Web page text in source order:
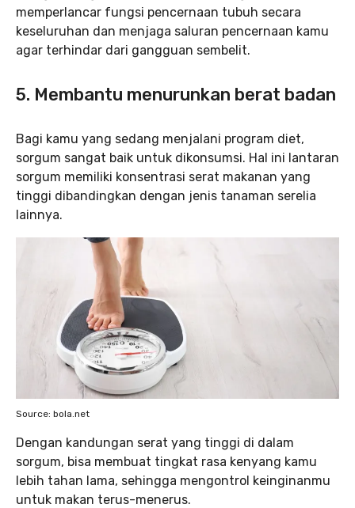
memperlancar fungsi pencernaan tubuh secara
keseluruhan dan menjaga saluran pencernaan kamu
agar terhindar dari gangguan sembelit.
5. Membantu menurunkan berat badan
Bagi kamu yang sedang menjalani program diet,
sorgum sangat baik untuk dikonsumsi. Hal ini lantaran
sorgum memiliki konsentrasi serat makanan yang
tinggi dibandingkan dengan jenis tanaman serelia
lainnya.
Source: bola.net
Dengan kandungan serat yang tinggi di dalam
sorgum, bisa membuat tingkat rasa kenyang kamu
lebih tahan lama, sehingga mengontrol keinginanmu
untuk makan terus-menerus.